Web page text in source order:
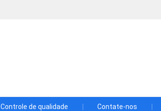
Controle de qualidade Contate-nos